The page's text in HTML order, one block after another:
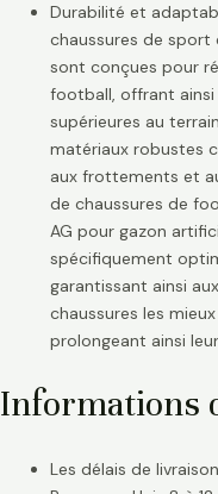
Durabilité et
chaussures de sport
sont conçues pour
football, offrant
supérieures au
matériaux robustes
aux frottements et
de chaussures de
AG pour gazon
spécifiquement
garantissant ainsi
chaussures les
prolongeant ainsi
Informations
Les délais de